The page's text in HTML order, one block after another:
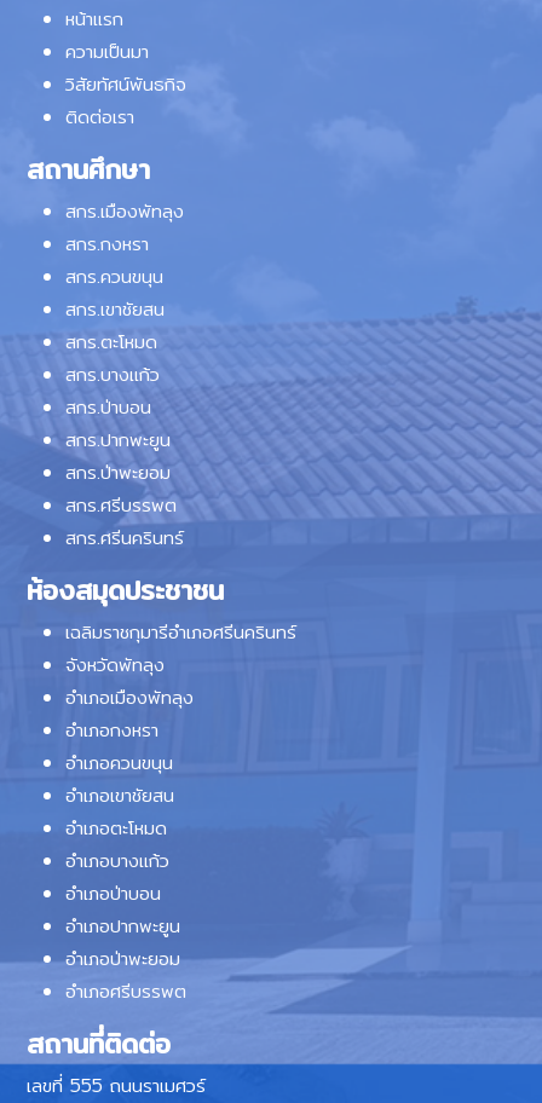
หน้าแรก
ความเป็นมา
วิสัยทัศน์พันธกิจ
ติดต่อเรา
สถานศึกษา
สกร.เมืองพัทลุง
สกร.กงหรา
สกร.ควนขนุน
สกร.เขาชัยสน
สกร.ตะโหมด
สกร.บางแก้ว
สกร.ป่าบอน
สกร.ปากพะยูน
สกร.ป่าพะยอม
สกร.ศรีบรรพต
สกร.ศรีนครินทร์
ห้องสมุดประชาชน
เฉลิมราชกุมารีอำเภอศรีนครินทร์
จังหวัดพัทลุง
อำเภอเมืองพัทลุง
อำเภอกงหรา
อำเภอควนขนุน
อำเภอเขาชัยสน
อำเภอตะโหมด
อำเภอบางแก้ว
อำเภอป่าบอน
อำเภอปากพะยูน
อำเภอป่าพะยอม
อำเภอศรีบรรพต
สถานที่ติดต่อ
เลขที่ 555 ถนนราเมศวร์